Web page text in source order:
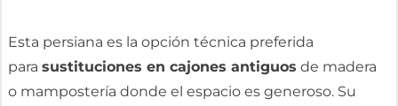
Esta persiana es la opción técnica preferida
parasustituciones en cajones antiguos de madera
o mampostería donde el espacio es generoso. Su